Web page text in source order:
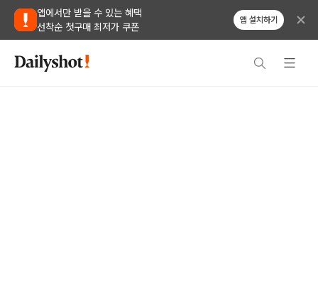
앱에서만 받을 수 있는 혜택
선착순 첫구매 최저가 쿠폰
앱 설치하기